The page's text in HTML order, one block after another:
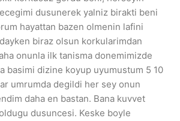
dusunerek yalniz birakti beni
hayattan bazen olmenin lafini
biraz olsun korkularimdan
onunla ilk tanisma donemimizde
basimi dizine koyup uyumustum 5 10
umrumda degildi her sey onun
daha en bastan. Bana kuvvet
dusuncesi. Keske boyle